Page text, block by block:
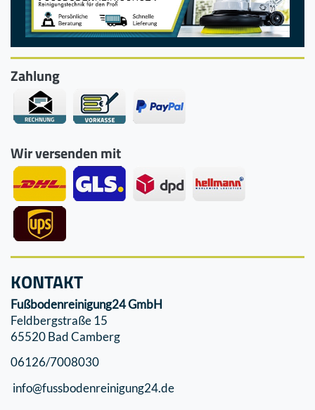
Zahlung
Wir versenden mit
KONTAKT
Fußbodenreinigung24 GmbH
Feldbergstraße 15
65520 Bad Camberg
06126/7008030
info@fussbodenreinigung24.de